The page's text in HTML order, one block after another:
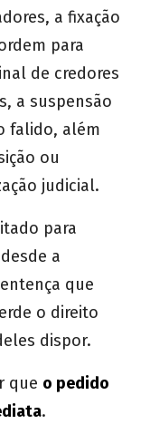
a fixação
para
de credores
a suspensão
falido, além
ou
judicial.
para
a
que
o direito
dispor.
que o pedido
.